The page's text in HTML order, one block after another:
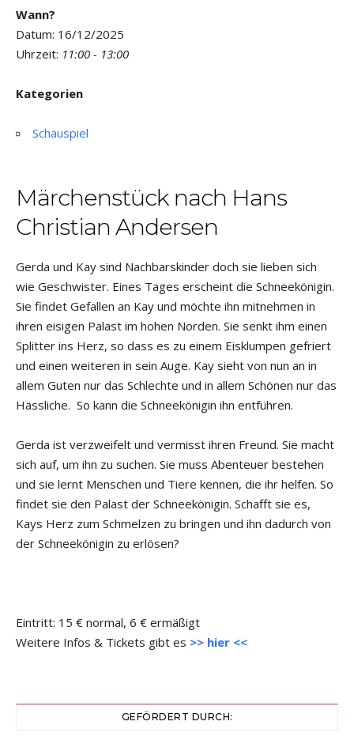
Wann?
Datum: 16/12/2025
Uhrzeit: 11:00 - 13:00
Kategorien
Schauspiel
Märchenstück nach Hans
Christian Andersen
Gerda und Kay sind Nachbarskinder doch sie lieben sich
wie Geschwister. Eines Tages erscheint die Schneekönigin.
Sie findet Gefallen an Kay und möchte ihn mitnehmen in
ihren eisigen Palast im hohen Norden. Sie senkt ihm einen
Splitter ins Herz, so dass es zu einem Eisklumpen gefriert
und einen weiteren in sein Auge. Kay sieht von nun an in
allem Guten nur das Schlechte und in allem Schönen nur das
Hässliche. So kann die Schneekönigin ihn entführen.
Gerda ist verzweifelt und vermisst ihren Freund. Sie macht
sich auf, um ihn zu suchen. Sie muss Abenteuer bestehen
und sie lernt Menschen und Tiere kennen, die ihr helfen. So
findet sie den Palast der Schneekönigin. Schafft sie es,
Kays Herz zum Schmelzen zu bringen und ihn dadurch von
der Schneekönigin zu erlösen?
Eintritt: 15 € normal, 6 € ermäßigt
Weitere Infos & Tickets gibt es >> hier <<
GEFÖRDERT DURCH: